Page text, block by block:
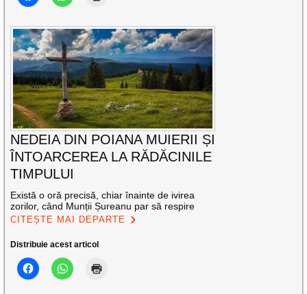
NEDEIA DIN POIANA MUIERII ȘI
ÎNTOARCEREA LA RĂDĂCINILE
TIMPULUI
Există o oră precisă, chiar înainte de ivirea
zorilor, când Munții Șureanu par să respire
CITEȘTE MAI DEPARTE
Distribuie acest articol